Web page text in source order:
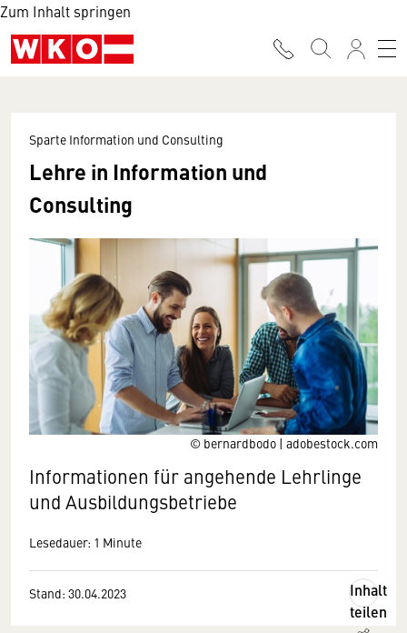
Zum Inhalt springen
© bernardbodo | adobestock.com
Sparte Information und Consulting
Lehre in Information und
Consulting
Informationen für angehende Lehrlinge
und Ausbildungsbetriebe
Lesedauer: 1 Minute
Stand: 30.04.2023
Inhalt
teilen